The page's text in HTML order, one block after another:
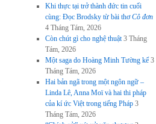
Khi thực tại trở thành đức tin cuối
cùng: Đọc Brodsky từ bài thơCô đơn
4 Tháng Tám, 2026
Còn chút gì cho nghệ thuật 3 Tháng
Tám, 2026
Một saga do Hoàng Minh Tường kể 3
Tháng Tám, 2026
Hai bản ngã trong một ngôn ngữ –
Linda Lê, Anna Moï và hai thi pháp
của kí ức Việt trong tiếng Pháp 3
Tháng Tám, 2026